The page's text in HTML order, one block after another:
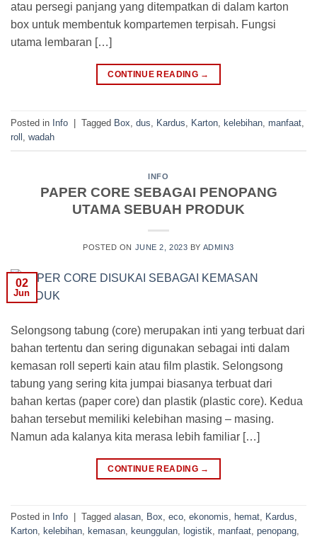
atau persegi panjang yang ditempatkan di dalam karton
box untuk membentuk kompartemen terpisah. Fungsi
utama lembaran […]
CONTINUE READING →
Posted in Info Tagged Box dus Kardus Karton kelebihan manfaat
roll
wadah
INFO
PAPER CORE SEBAGAI PENOPANG
UTAMA SEBUAH PRODUK
POSTED ON JUNE 2, 2023 BY ADMIN3
02
Jun
Selongsong tabung (core) merupakan inti yang terbuat dari
bahan tertentu dan sering digunakan sebagai inti dalam
kemasan roll seperti kain atau film plastik. Selongsong
tabung yang sering kita jumpai biasanya terbuat dari
bahan kertas (paper core) dan plastik (plastic core). Kedua
bahan tersebut memiliki kelebihan masing – masing.
Namun ada kalanya kita merasa lebih familiar […]
CONTINUE READING →
Posted in Info Tagged alasan, Box, eco, ekonomis, hemat, Kardus,
Karton, kelebihan, kemasan, keunggulan, logistik, manfaat, penopang,